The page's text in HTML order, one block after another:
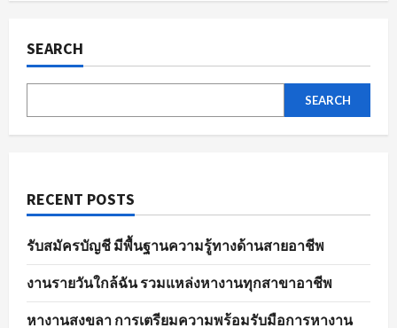
มี
pagination
SEARCH
SEARCH
RECENT POSTS
รับสมัครบัญชี มีพื้นฐานความรู้ทางด้านสายอาชีพ
งานรายวันใกล้ฉัน รวมแหล่งหางานทุกสาขาอาชีพ
หางานสงขลา การเตรียมความพร้อมรับมือการหางาน